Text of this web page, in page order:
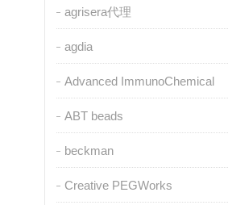
agrisera代理
agdia
Advanced ImmunoChemical
ABT beads
beckman
Creative PEGWorks